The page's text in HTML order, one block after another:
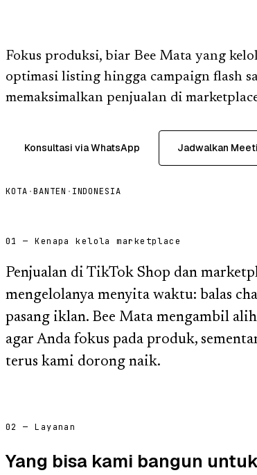
Fokus produksi, biar Bee Mata yang
optimasi listing hingga campaign flash
memaksimalkan penjualan di
Konsultasi via WhatsApp Jadwalkan
KOTA ·BANTEN · INDONESIA
01 — Kenapa kelola marketplace
Penjualan di TikTok Shop dan
mengelolanya menyita waktu: balas
pasang iklan. Bee Mata mengambil
agar Anda fokus pada produk,
terus kami dorong naik.
02 — Layanan
Yang bisa kami bangun untuk